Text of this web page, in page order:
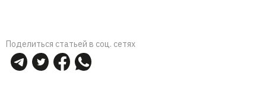
Поделиться статьей в соц. сетях